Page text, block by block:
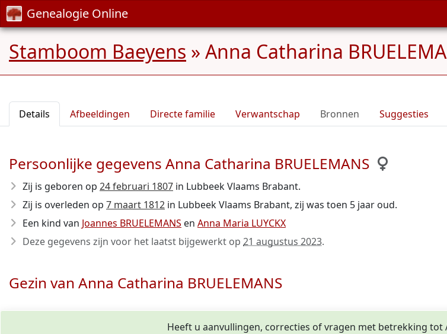
Genealogie Online
Stamboom Baeyens » Anna Catharina
Details Afbeeldingen Directe familie Verwantschap Bronnen Suggesties
Persoonlijke gegevens Anna Catharina BRUELEMANS
Zij is geboren op 24 februari 1807 in Lubbeek Vlaams Brabant.
Zij is overleden op 7 maart 1812 in Lubbeek Vlaams Brabant, zij was toen 5 jaar oud.
Een kind van Joannes BRUELEMANS en Anna Maria LUYCKX
Deze gegevens zijn voor het laatst bijgewerkt op 21 augustus 2023.
Gezin van Anna Catharina BRUELEMANS
Heeft u aanvullingen, correcties of vragen met betrekking tot